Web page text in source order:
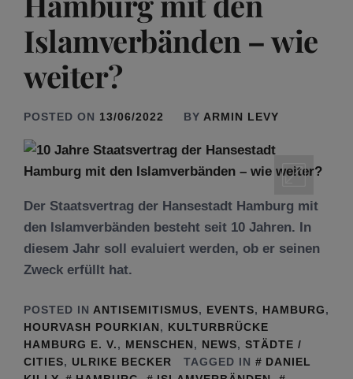
Islamverbänden – wie
weiter?
POSTED ON 13/06/2022 BY ARMIN LEVY
Der Staatsvertrag der Hansestadt Hamburg mit
den Islamverbänden besteht seit 10 Jahren. In
diesem Jahr soll evaluiert werden, ob er seinen
Zweck erfüllt hat.
POSTED IN ANTISEMITISMUS, EVENTS, HAMBURG,
HOURVASH POURKIAN, KULTURBRÜCKE
HAMBURG E. V., MENSCHEN, NEWS, STÄDTE /
CITIES, ULRIKE BECKER TAGGED IN
DANIEL